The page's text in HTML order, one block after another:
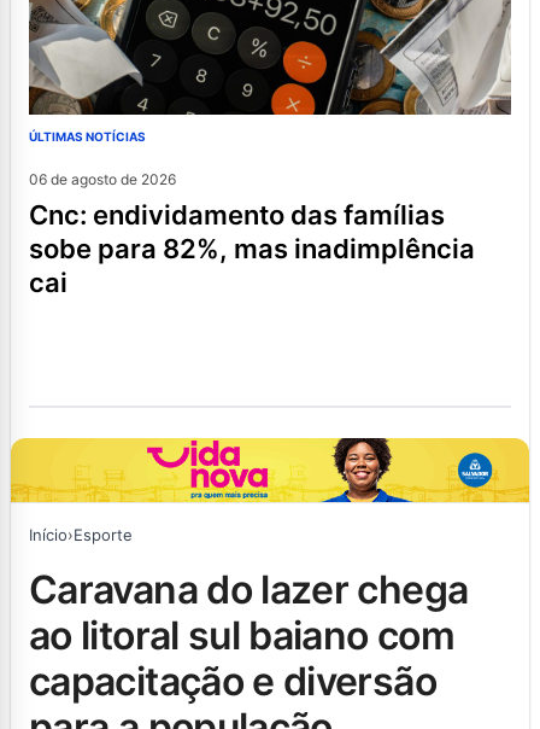
ÚLTIMAS NOTÍCIAS
06 de agosto de 2026
cnc: endividamento das famílias
sobe para 82%, mas inadimplência
cai
Início›Esporte
caravana do lazer chega
ao litoral sul baiano com
capacitação e diversão